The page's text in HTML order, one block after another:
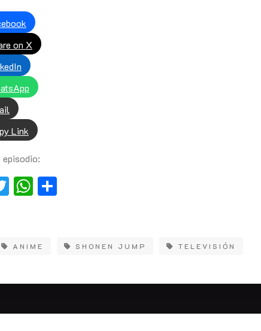
on X
Link
TwitterWhatsApp
Compartir
ANIME SHONEN JUMP TELEVISIÓN